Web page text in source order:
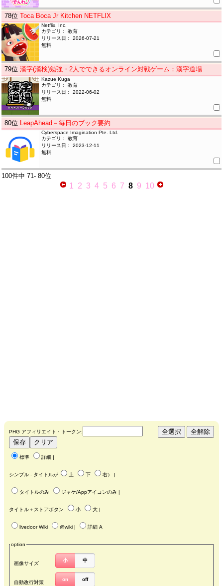
78位Toca Boca Jr Kitchen NETFLIX
Netflix, Inc.
カテゴリ： 教育
リリース日： 2026-07-21
無料
79位漢字(漢検)勉強・2人でできるオンライン対戦ゲーム：漢字道場
Kazue Kuga
カテゴリ： 教育
リリース日： 2022-06-02
無料
80位 LeapAhead－毎日のブック要約
Cyberspace Imagination Pte. Ltd.
カテゴリ： 教育
リリース日： 2023-12-11
無料
100件中 71- 80位
1 2 3 4 5 6 7 8 9 10
PHG アフィリエイト・トークン:
標準 詳細
シンプル - タイトルが 上 下 右） |
タイトルのみ ジャケ/Appアイコンのみ
タイトル＋ストアボタン 小 大
livedoor Wiki @wiki 詳細 A
option
画像サイズ
小 中
自動改行対策
on off